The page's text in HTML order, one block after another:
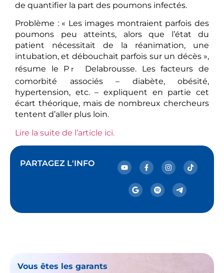
de quantifier la part des poumons infectés.
Problème : « Les images montraient parfois des
poumons peu atteints, alors que l’état du
patient nécessitait de la réanimation, une
intubation, et débouchait parfois sur un décès »,
résume le P r
Delabrousse. Les facteurs de
comorbité associés – diabète, obésité,
hypertension, etc. – expliquent en partie cet
écart théorique, mais de nombreux chercheurs
tentent d’aller plus loin.
Lire la suite de l’article ici.
PARTAGEZ L'INFO
Vous êtes les garants